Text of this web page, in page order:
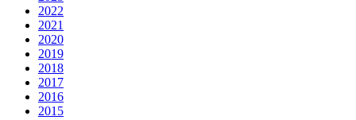
2022
2021
2020
2019
2018
2017
2016
2015